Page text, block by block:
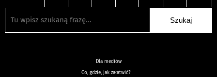
Dla mediów
Co, gdzie, jak załatwić?